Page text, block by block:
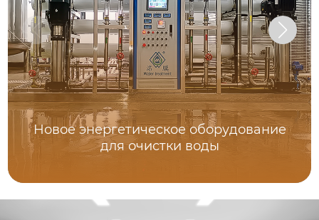
Новое энергетическое оборудование
для очистки воды